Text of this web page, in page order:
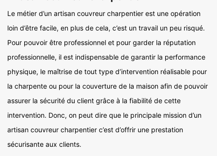
Le métier d’un artisan couvreur charpentier est une opération
loin d’être facile, en plus de cela, c’est un travail un peu risqué.
Pour pouvoir être professionnel et pour garder la réputation
professionnelle, il est indispensable de garantir la performance
physique, le maîtrise de tout type d’intervention réalisable pour
la charpente ou pour la couverture de la maison afin de pouvoir
assurer la sécurité du client grâce à la fiabilité de cette
intervention. Donc, on peut dire que le principale mission d’un
artisan couvreur charpentier c’est d’offrir une prestation
sécurisante aux clients.